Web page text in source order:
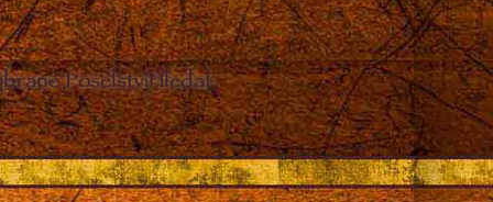
PoselstvíHledat